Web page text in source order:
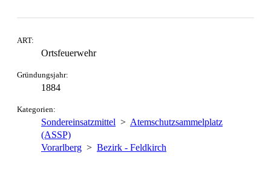
ART:
Ortsfeuerwehr
Gründungsjahr:
1884
Kategorien:
Sondereinsatzmittel > Atemschutzsammelplatz
(ASSP)
Vorarlberg > Bezirk - Feldkirch